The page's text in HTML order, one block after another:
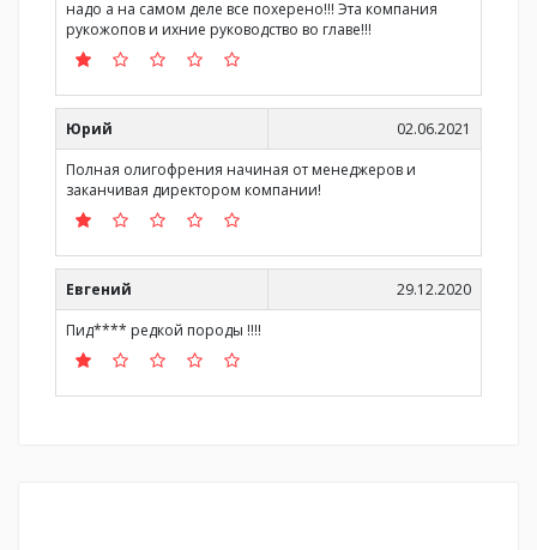
надо а на самом деле все похерено!!! Эта компания
рукожопов и ихние руководство во главе!!!
Юрий
02.06.2021
Полная олигофрения начиная от менеджеров и
заканчивая директором компании!
Евгений
29.12.2020
Пид**** редкой породы !!!!